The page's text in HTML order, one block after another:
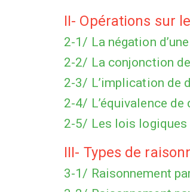
II- Opérations sur
2-1/ La négation
2-2/ La conjonction
2-3/ L’implication de
2-4/ L’équivalence
2-5/ Les lois logiques
III- Types de
3-1/ Raisonnement